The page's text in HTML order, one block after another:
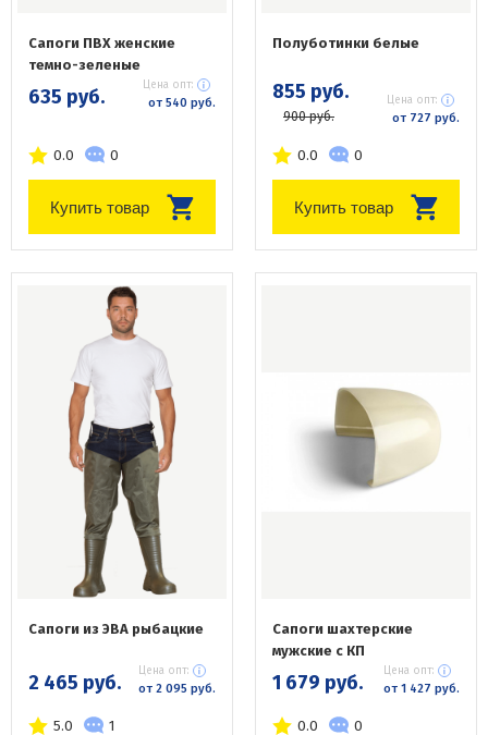
Сапоги ПВХ женские
темно-зеленые
635 руб. Цена опт:
от 540 руб.
0.0 0
Купить товар
Полуботинки белые
855 руб.
900 руб.
Цена опт:
от 727 руб.
0.0 0
Купить товар
Сапоги из ЭВА рыбацкие
2 465 руб. Цена опт:
от 2 095 руб.
5.0 1
Сапоги шахтерские
мужские с КП
1 679 руб. Цена опт:
от 1 427 руб.
0.0 0